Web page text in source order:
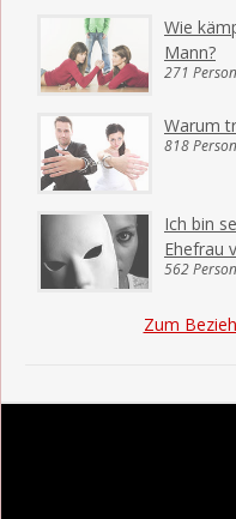
Wie
Mann?
271
Warum
818
Ich bin
Ehefrau
562
Zum